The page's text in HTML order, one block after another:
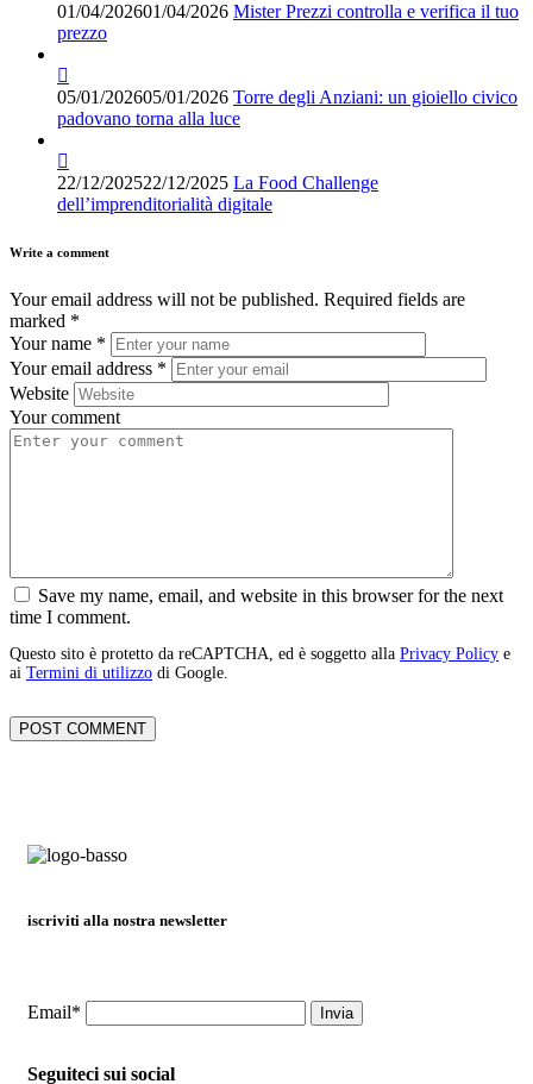
01/04/202601/04/2026 Mister Prezzi controlla e verifica il tuo
prezzo
05/01/202605/01/2026 Torre degli Anziani: un gioiello civico
padovano torna alla luce
22/12/202522/12/2025 La Food Challenge
dell’imprenditorialità digitale
Write a comment
Your email address will not be published. Required fields are
marked *
Your name *
Your email address *
Website
Your comment
Save my name, email, and website in this browser for the next
time I comment.
Questo sito è protetto da reCAPTCHA, ed è soggetto alla Privacy Policy e
ai Termini di utilizzo di Google.
iscriviti alla nostra newsletter
Email*
Seguiteci sui social